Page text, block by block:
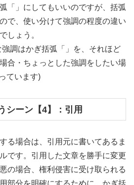
「」にしてもいいのですが、括弧
で、使い分けて強調の程度の違い
しょう。
調はかぎ括弧「」を、それほど
合・ちょっとした強調をしたい場
ています)
シーン【4】：引用
る場合は、引用元に書いてあるま
です。引用した文章を勝手に変更
の場合、権利侵害に受け取られる